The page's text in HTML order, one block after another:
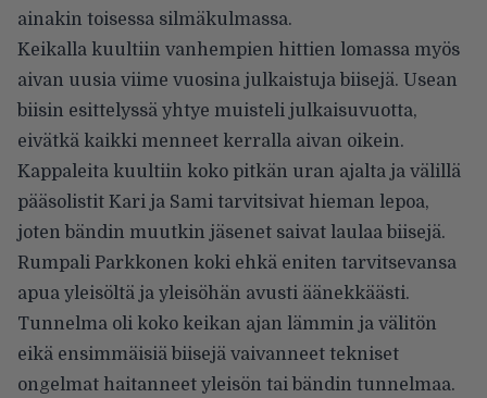
ainakin toisessa silmäkulmassa.
Keikalla kuultiin vanhempien hittien lomassa myös
aivan uusia viime vuosina julkaistuja biisejä. Usean
biisin esittelyssä yhtye muisteli julkaisuvuotta,
eivätkä kaikki menneet kerralla aivan oikein.
Kappaleita kuultiin koko pitkän uran ajalta ja välillä
pääsolistit Kari ja Sami tarvitsivat hieman lepoa,
joten bändin muutkin jäsenet saivat laulaa biisejä.
Rumpali Parkkonen koki ehkä eniten tarvitsevansa
apua yleisöltä ja yleisöhän avusti äänekkäästi.
Tunnelma oli koko keikan ajan lämmin ja välitön
eikä ensimmäisiä biisejä vaivanneet tekniset
ongelmat haitanneet yleisön tai bändin tunnelmaa.